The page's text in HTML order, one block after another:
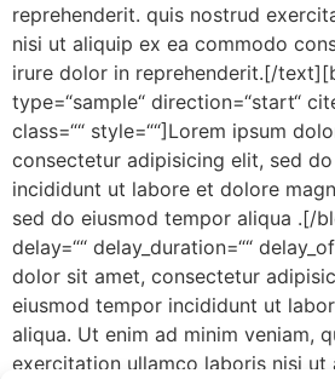
reprehenderit. quis nostrud
nisi ut aliquip ex ea commodo
irure dolor in reprehenderit.[/
type=“sample“ direction=“start“
class=““ style=““]Lorem ipsum
consectetur adipisicing elit, sed
incididunt ut labore et dolore
sed do eiusmod tempor aliqua .[/
delay=““ delay_duration=““
dolor sit amet, consectetur
eiusmod tempor incididunt ut
aliqua. Ut enim ad minim veniam,
exercitation ullamco laboris nisi ut